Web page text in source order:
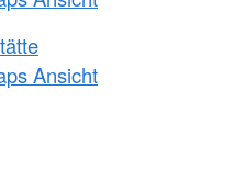
Ansicht